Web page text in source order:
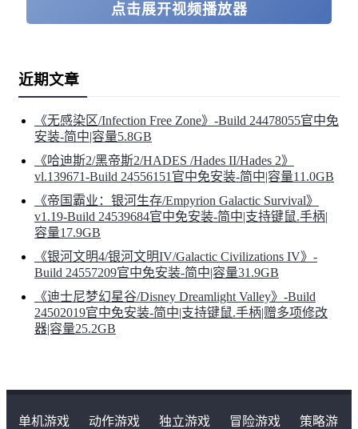
点击展开视频播放器
近期文章
《无感染区/Infection Free Zone》-Build 24478055官中免
安装-简中|容量5.8GB
《哈迪斯2/黑帝斯2/HADES /Hades II/Hades 2》
vl.139671-Build 24556151官中免安装-简中|容量11.0GB
《帝国霸业：银河生存/Empyrion Galactic Survival》
v1.19-Build 24539684官中免安装-简中|支持键鼠.手柄|
容量17.9GB
《银河文明4/银河文明IV/Galactic Civilizations IV》-
Build 24557209官中免安装-简中|容量31.9GB
《迪士尼梦幻星谷/Disney Dreamlight Valley》-Build
24502019官中免安装-简中|支持键鼠.手柄|赠多项修改
器|容量25.2GB
单机游戏 动作游戏 独立游戏 冒险游戏
策略游